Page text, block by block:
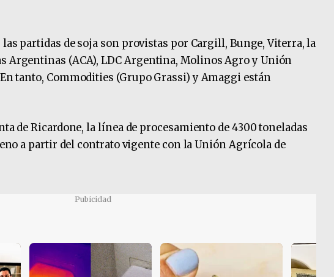
las partidas de soja son provistas por Cargill, Bunge, Viterra, la
Argentinas (ACA), LDC Argentina, Molinos Agro y Unión
tanto, Commodities (Grupo Grassi) y Amaggi están
de Ricardone, la línea de procesamiento de 4300 toneladas
a partir del contrato vigente con la Unión Agrícola de
Pubicidad